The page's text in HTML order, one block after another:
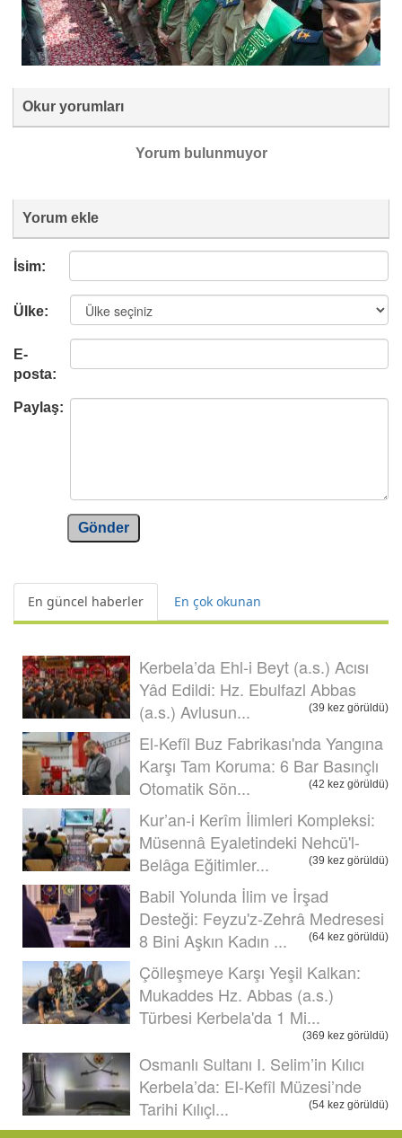
Okur yorumları
Yorum bulunmuyor
Yorum ekle
İsim:
Ülke:
E-
posta:
Paylaş:
Gönder
En güncel haberler En çok okunan
Kerbela’da Ehl-i Beyt (a.s.) Acısı
Yâd Edildi: Hz. Ebulfazl Abbas
(a.s.) Avlusun...
(39 kez görüldü)
El-Kefîl Buz Fabrikası'nda Yangına
Karşı Tam Koruma: 6 Bar Basınçlı
Otomatik Sön...
(42 kez görüldü)
Kur’an-i Kerîm İlimleri Kompleksi:
Müsennâ Eyaletindeki Nehcü'l-
Belâga Eğitimler...
(39 kez görüldü)
Babil Yolunda İlim ve İrşad
Desteği: Feyzu'z-Zehrâ Medresesi
8 Bini Aşkın Kadın ...
(64 kez görüldü)
Çölleşmeye Karşı Yeşil Kalkan:
Mukaddes Hz. Abbas (a.s.)
Türbesi Kerbela'da 1 Mi...
(369 kez görüldü)
Osmanlı Sultanı I. Selim’in Kılıcı
Kerbela’da: El-Kefîl Müzesi’nde
Tarihi Kılıçl...
(54 kez görüldü)